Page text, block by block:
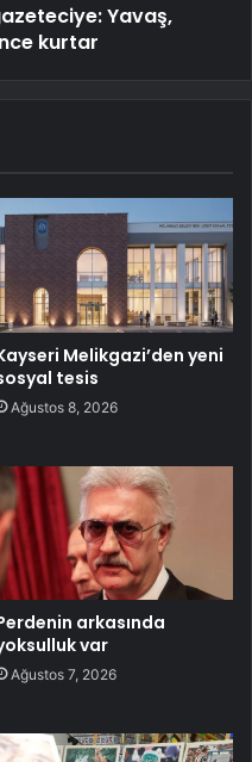
Yavaş,
kurtar
Melikgazi’den yeni
tesis
Ağustos 8, 2026
arkasında
var
Ağustos 7, 2026